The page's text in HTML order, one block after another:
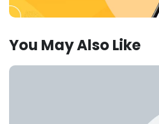
You May Also Like